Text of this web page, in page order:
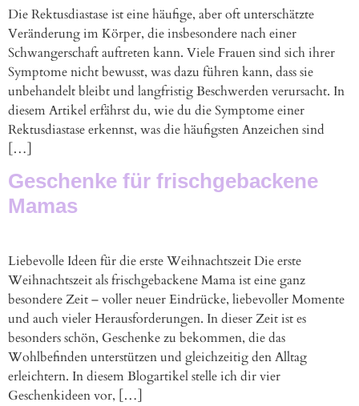
Die Rektusdiastase ist eine häufige, aber oft unterschätzte
Veränderung im Körper, die insbesondere nach einer
Schwangerschaft auftreten kann. Viele Frauen sind sich ihrer
Symptome nicht bewusst, was dazu führen kann, dass sie
unbehandelt bleibt und langfristig Beschwerden verursacht. In
diesem Artikel erfährst du, wie du die Symptome einer
Rektusdiastase erkennst, was die häufigsten Anzeichen sind
[…]
Geschenke für frischgebackene
Mamas
Liebevolle Ideen für die erste Weihnachtszeit Die erste
Weihnachtszeit als frischgebackene Mama ist eine ganz
besondere Zeit – voller neuer Eindrücke, liebevoller Momente
und auch vieler Herausforderungen. In dieser Zeit ist es
besonders schön, Geschenke zu bekommen, die das
Wohlbefinden unterstützen und gleichzeitig den Alltag
erleichtern. In diesem Blogartikel stelle ich dir vier
Geschenkideen vor, […]